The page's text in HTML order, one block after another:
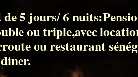
5 jours/ 6
ou triple,avec
ou restaurant